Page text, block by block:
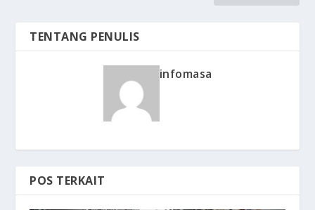
TENTANG PENULIS
infomasa
POS TERKAIT